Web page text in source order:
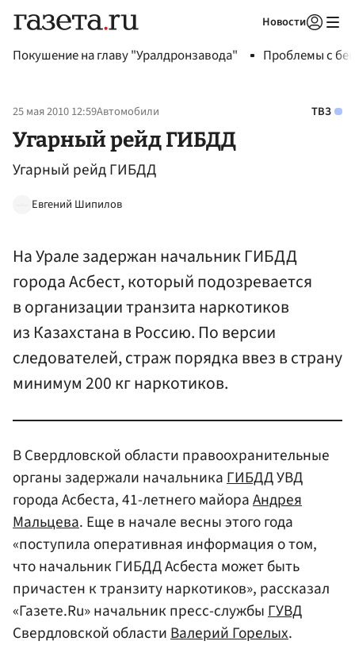
Новости
Покушение на главу "Уралдронзавода" Проблемы с
25 мая 2010 12:59Автомобили ТВЗ
Угарный рейд ГИБДД
Угарный рейд ГИБДД
Евгений Шипилов
На Урале задержан начальник ГИБДД
города Асбест, который подозревается
в организации транзита наркотиков
из Казахстана в Россию. По версии
следователей, страж порядка ввез в страну
минимум 200 кг наркотиков.
В Свердловской области правоохранительные
органы задержали начальника ГИБДДУВД
города Асбеста, 41-летнего майораАндрея
Мальцева. Еще в начале весны этого года
«поступила оперативная информация о том,
что начальник ГИБДД Асбеста может быть
причастен к транзиту наркотиков», рассказал
«Газете.Ru» начальник пресс-службы ГУВД
Свердловской области Валерий Горелых.